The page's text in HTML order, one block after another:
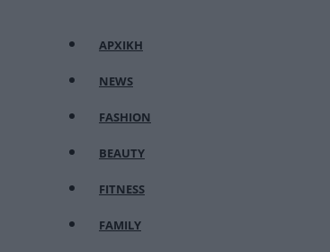
ΑΡΧΙΚΗ
NEWS
FASHION
BEAUTY
FITNESS
FAMILY